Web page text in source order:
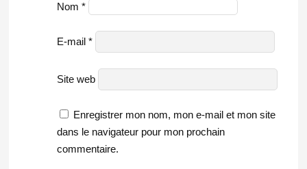
Nom *
E-mail *
Site web
Enregistrer mon nom, mon e-mail et mon site
dans le navigateur pour mon prochain
commentaire.